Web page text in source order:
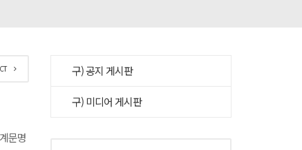
문명
구) 공지 게시판
구) 미디어 게시판